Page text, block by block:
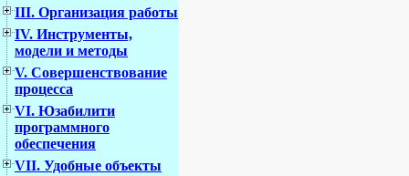
III. Организация работы
IV. Инструменты,
модели и методы
V. Совершенствование
процесса
VI. Юзабилити
программного
обеспечения
VII. Удобные объекты